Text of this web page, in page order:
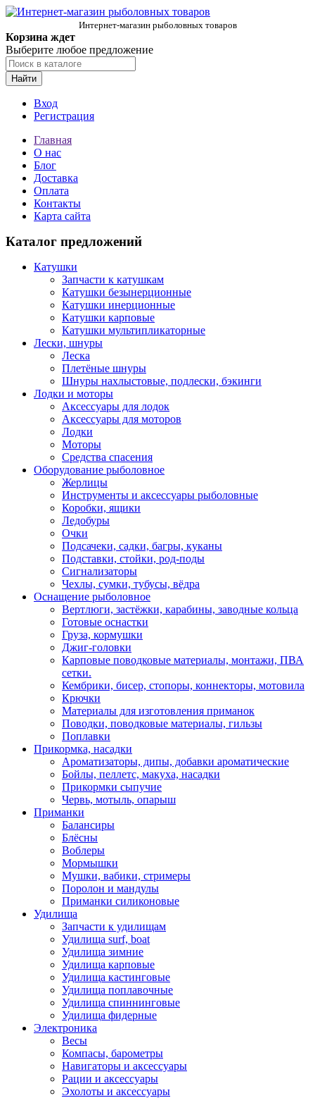
Интернет-магазин рыболовных товаров
Корзина ждет
Выберите любое предложение
Найти
Вход
Регистрация
Главная
О нас
Блог
Доставка
Оплата
Контакты
Карта сайта
Каталог предложений
Катушки
Запчасти к катушкам
Катушки безынерционные
Катушки инерционные
Катушки карповые
Катушки мультипликаторные
Лески, шнуры
Леска
Плетёные шнуры
Шнуры нахлыстовые, подлески, бэкинги
Лодки и моторы
Аксессуары для лодок
Аксессуары для моторов
Лодки
Моторы
Средства спасения
Оборудование рыболовное
Жерлицы
Инструменты и аксессуары рыболовные
Коробки, ящики
Ледобуры
Очки
Подсачеки, садки, багры, куканы
Подставки, стойки, род-поды
Сигнализаторы
Чехлы, сумки, тубусы, вёдра
Оснащение рыболовное
Вертлюги, застёжки, карабины, заводные кольца
Готовые оснастки
Груза, кормушки
Джиг-головки
Карповые поводковые материалы, монтажи, ПВА
сетки.
Кембрики, бисер, стопоры, коннекторы, мотовила
Крючки
Материалы для изготовления приманок
Поводки, поводковые материалы, гильзы
Поплавки
Прикормка, насадки
Ароматизаторы, дипы, добавки ароматические
Бойлы, пеллетс, макуха, насадки
Прикормки сыпучие
Червь, мотыль, опарыш
Приманки
Балансиры
Блёсны
Воблеры
Мормышки
Мушки, вабики, стримеры
Поролон и мандулы
Приманки силиконовые
Удилища
Запчасти к удилищам
Удилища surf, boat
Удилища зимние
Удилища карповые
Удилища кастинговые
Удилища поплавочные
Удилища спиннинговые
Удилища фидерные
Электроника
Весы
Компасы, барометры
Навигаторы и аксессуары
Рации и аксессуары
Эхолоты и аксессуары